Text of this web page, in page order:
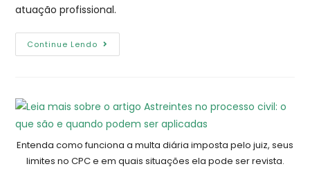
atuação profissional.
Continue Lendo
Entenda como funciona a multa diária imposta pelo juiz, seus
limites no CPC e em quais situações ela pode ser revista.